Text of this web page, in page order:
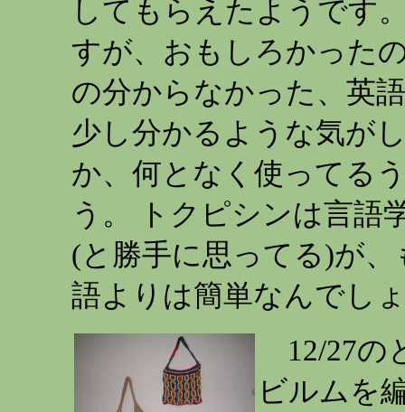
してもらえたようです
すが、おもしろかった
の分からなかった、英
少し分かるような気が
か、何となく使ってる
う。 トクピシンは言語
(と勝手に思ってる)が
語よりは簡単なんでし
12/27の
ビルムを